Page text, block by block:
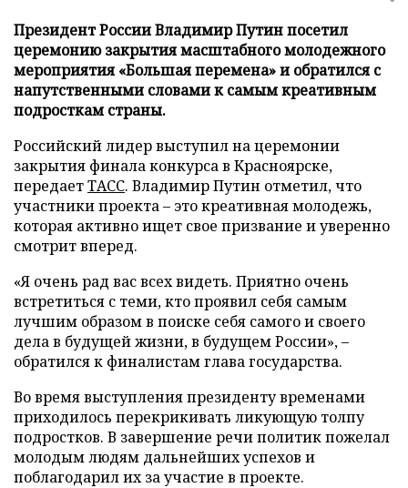
Президент России Владимир Путин посетил
церемонию закрытия масштабного молодежного
мероприятия «Большая перемена» и обратился с
напутственными словами к самым креативным
подросткам страны.
Российский лидер выступил на церемонии
закрытия финала конкурса в Красноярске,
передаетТАСС. Владимир Путин отметил, что
участники проекта – это креативная молодежь,
которая активно ищет свое призвание и уверенно
смотрит вперед.
«Я очень рад вас всех видеть. Приятно очень
встретиться с теми, кто проявил себя самым
лучшим образом в поиске себя самого и своего
дела в будущей жизни, в будущем России», –
обратился к финалистам глава государства.
Во время выступления президенту временами
приходилось перекрикивать ликующую толпу
подростков. В завершение речи политик пожелал
молодым людям дальнейших успехов и
поблагодарил их за участие в проекте.